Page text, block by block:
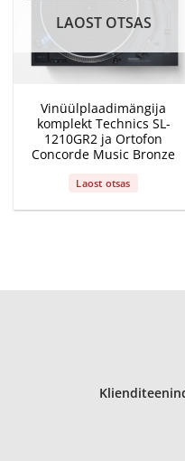
LAOST OTSAS
Vinüülplaadimängija
komplekt Technics SL-
1210GR2 ja Ortofon
Concorde Music Bronze
Laost otsas